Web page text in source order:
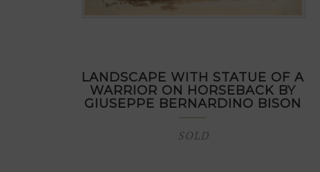
LANDSCAPE WITH STATUE OF A
WARRIOR ON HORSEBACK BY
GIUSEPPE BERNARDINO BISON
SOLD